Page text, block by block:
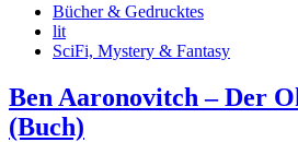
Bücher & Gedrucktes
lit
SciFi, Mystery & Fantasy
Ben Aaronovitch – Der
(Buch)